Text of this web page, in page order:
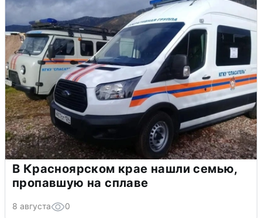
В Красноярском крае нашли семью,
пропавшую на сплаве
8 августа 0